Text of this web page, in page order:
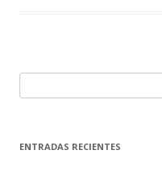
u
c
ENTRADAS RECIENTES